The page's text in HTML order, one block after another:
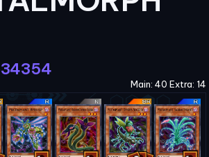
Main: 40 Extra: 14